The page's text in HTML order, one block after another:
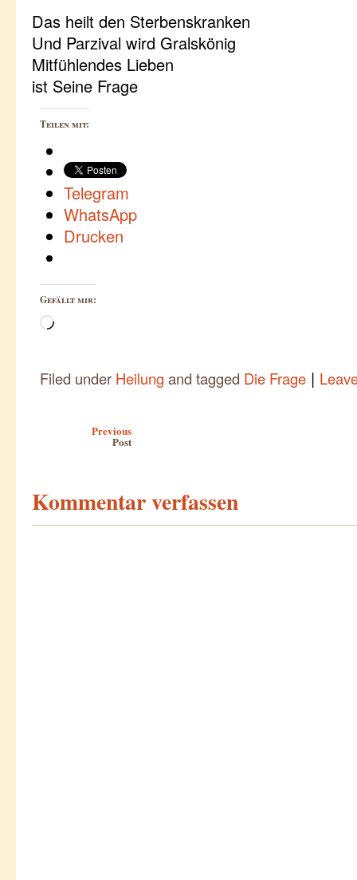
Das heilt den Sterbenskranken
Und Parzival wird Gralskönig
Mitfühlendes Lieben
ist Seine Frage
Teilen mit:
Telegram
WhatsApp
Drucken
Gefällt mir:
Wird
Filed under Heilung and tagged Die Frage |
Previous
Post
Kommentar verfassen